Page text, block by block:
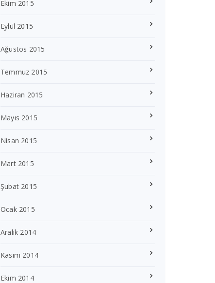
Ekim 2015
Eylül 2015
Ağustos 2015
Temmuz 2015
Haziran 2015
Mayıs 2015
Nisan 2015
Mart 2015
Şubat 2015
Ocak 2015
Aralık 2014
Kasım 2014
Ekim 2014